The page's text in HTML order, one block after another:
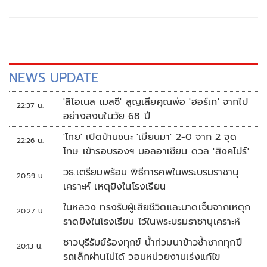
NEWS UPDATE
22:37 น.
'ลิโอเนล เมสซี' สูญเสียคุณพ่อ 'ฮอร์เก' จากไป
อย่างสงบในวัย 68 ปี
22:26 น.
'ไทย' เปิดบ้านชนะ 'เมียนมา' 2-0 จาก 2 จุด
โทษ เข้ารอบรองฯ บอลอาเซียน ดวล 'สิงคโปร์'
20:59 น.
วธ.เตรียมพร้อม พิธีการศพในพระบรมราชานุ
เคราะห์ เหตุยิงในโรงเรียน
20:27 น.
ในหลวง ทรงรับผู้เสียชีวิตและบาดเจ็บจากเหตุก
ราดยิงในโรงเรียน ไว้ในพระบรมราชานุเคราะห์
20:13 น.
ชาวบุรีรัมย์ร้องทุกข์ น้ำท่วมนาข้าวซ้ำซากทุกปี
รถเล็กผ่านไม่ได้ วอนหน่วยงานเร่งแก้ไข